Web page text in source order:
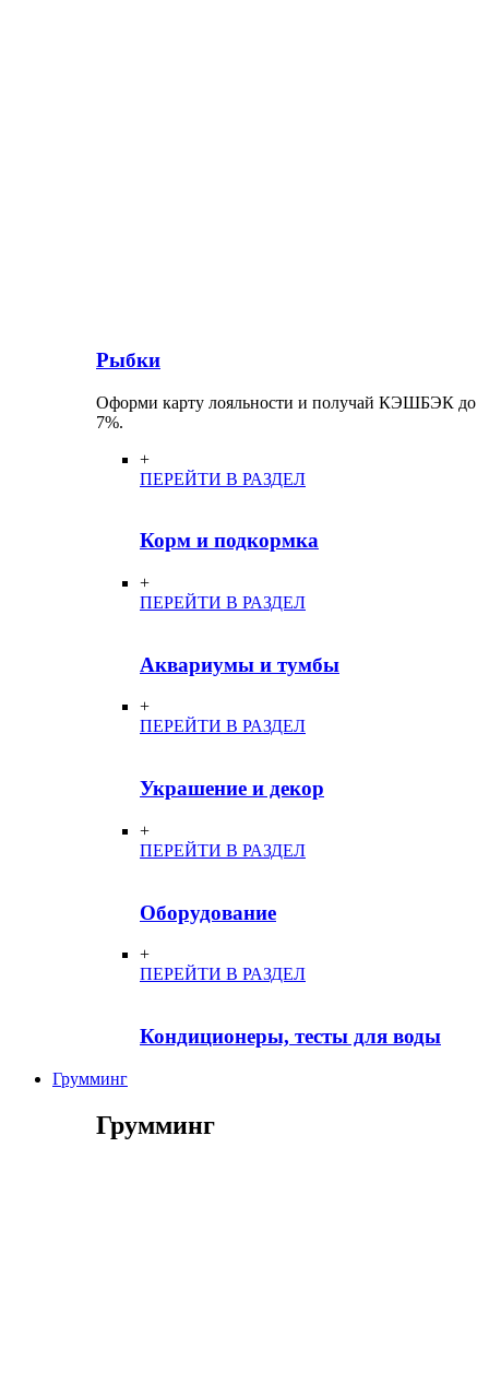
Рыбки
Оформи карту лояльности и получай КЭШБЭК до
7%.
+
ПЕРЕЙТИ В РАЗДЕЛ
Корм и подкормка
+
ПЕРЕЙТИ В РАЗДЕЛ
Аквариумы и тумбы
+
ПЕРЕЙТИ В РАЗДЕЛ
Украшение и декор
+
ПЕРЕЙТИ В РАЗДЕЛ
Оборудование
+
ПЕРЕЙТИ В РАЗДЕЛ
Кондиционеры, тесты для воды
Грумминг
Грумминг